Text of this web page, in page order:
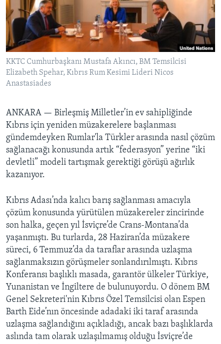
HAYATTAN
SANAT
BIZI TAKIP EDIN
Diller
KKTC Cumhurbaşkanı Mustafa Akıncı, BM Temsilcisi
Elizabeth Spehar, Kıbrıs Rum Kesimi Lideri Nicos
Anastasiades
ANKARA — Birleşmiş Milletler’in ev sahipliğinde
Kıbrıs için yeniden müzakerelere başlanması
gündemdeyken Rumlar'la Türkler arasında nasıl çözüm
sağlanacağı konusunda artık “federasyon” yerine “iki
devletli” modeli tartışmak gerektiği görüşü ağırlık
kazanıyor.
Kıbrıs Adası’nda kalıcı barış sağlanması amacıyla
çözüm konusunda yürütülen müzakereler zincirinde
son halka, geçen yıl İsviçre’de Crans-Montana’da
yaşanmıştı. Bu turlarda, 28 Haziran’da müzakere
süreci, 6 Temmuz’da da taraflar arasında uzlaşma
sağlanmaksızın görüşmeler sonlandırılmıştı. Kıbrıs
Konferansı başlıklı masada, garantör ülkeler Türkiye,
Yunanistan ve İngiltere de bulunuyordu. O dönem BM
Genel Sekreteri'nin Kıbrıs Özel Temsilcisi olan Espen
Barth Eide’nın öncesinde adadaki iki taraf arasında
uzlaşma sağlandığını açıkladığı, ancak bazı başlıklarda
aslında tam olarak uzlaşılmamış olduğu İsviçre’de